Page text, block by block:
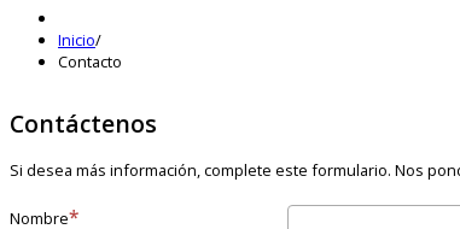
Inicio/
Contacto
Contáctenos
Si desea más información, complete este formulario. Nos
Nombre